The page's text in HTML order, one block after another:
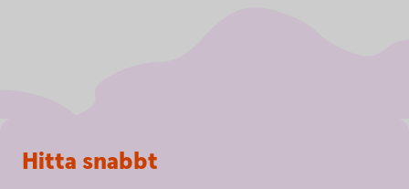
Sidfot
Hitta snabbt